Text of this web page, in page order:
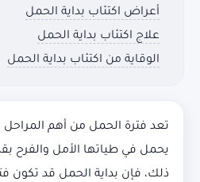
أعراض اكتئاب بداية الحمل
علاج اكتئاب بداية الحمل
الوقاية من اكتئاب بداية الحمل
تعد فترة الحمل من أهم المراحل
يحمل في طياتها الأمل والفرح
ذلك، فإن بداية الحمل قد تكون